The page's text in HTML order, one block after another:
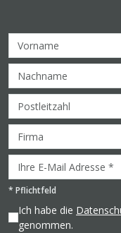
* Pflichtfeld
Ich habe die
genommen.